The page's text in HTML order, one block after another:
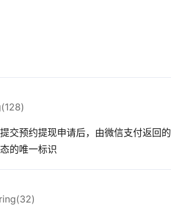
提交预约提现申请后，由微信支付返回的
的唯一标识